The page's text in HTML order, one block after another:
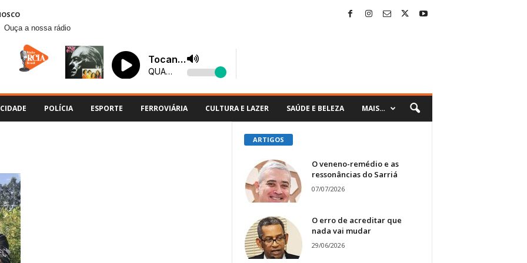
Ouça a nossa rádio
CIDADE POLÍCIA ESPORTE FERROVIÁRIA CULTURA E LAZER SAÚDE E BELEZA MAIS…
ARTIGOS
O veneno-remédio e as
ressonâncias do Sarriá
07/07/2026
O erro de acreditar que
nada vai mudar
29/06/2026